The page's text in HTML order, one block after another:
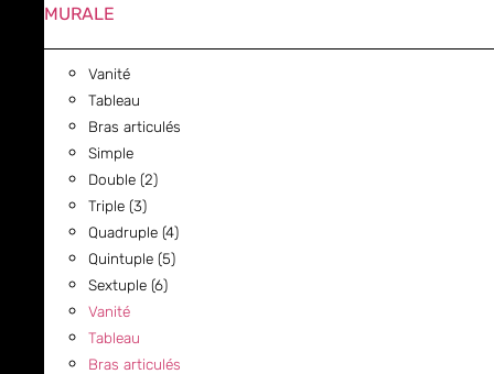
MURALE
Vanité
Tableau
Bras articulés
Simple
Double (2)
Triple (3)
Quadruple (4)
Quintuple (5)
Sextuple (6)
Vanité
Tableau
Bras articulés